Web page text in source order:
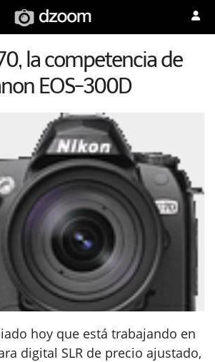
la competencia de
EOS-300D
hoy que está trabajando en
digital SLR de precio ajustado,